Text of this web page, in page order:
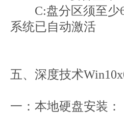
C:盘分区须至少
系统已自动激活
五、深度技术
一：本地硬盘安装：